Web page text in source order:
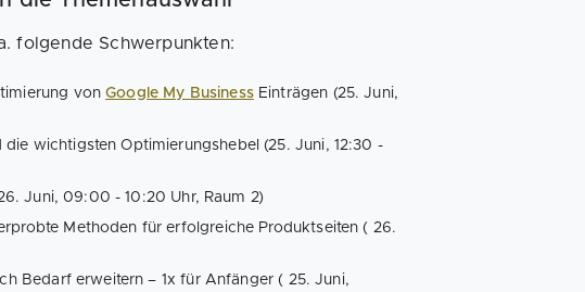
folgende Schwerpunkten:
vonGoogle My BusinessEinträgen (25. Juni,
wichtigsten Optimierungshebel (25. Juni, 12:30 -
Juni, 09:00 - 10:20 Uhr, Raum 2)
Methoden für erfolgreiche Produktseiten ( 26.
Bedarf erweitern – 1x für Anfänger ( 25. Juni,